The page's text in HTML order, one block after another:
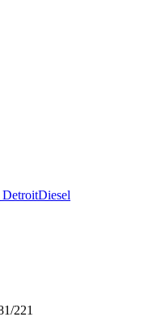
221